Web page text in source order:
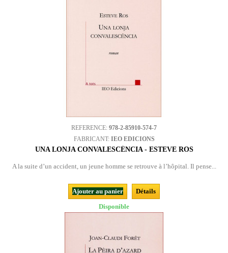
REFERENCE: 978-2-85910-574-7
FABRICANT: IEO EDICIONS
UNA LONJA CONVALESCÉNCIA - ESTEVE ROS
A la suite d’un accident, un jeune homme se retrouve à l’hôpital. Il pense...
Ajouter au panier
Détails
Disponible